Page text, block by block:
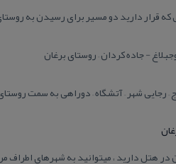
كه قرار دارید دو مسیر برای رسیدن به
در هتل دارید ، میتوانید به شهرهای